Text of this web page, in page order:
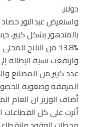
دولار.
واستعرض عبدالنور حصاد
عدد كبير من المصانع
المرفقة وصعوبة
أضاف الوزير ان العام
أثرت على كل القطاعات